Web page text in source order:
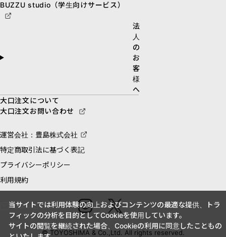
BUZZU studio（学生向けサービス）
法
人
の
お
客
様
へ
大口注文について
大口注文お問い合わせ
運営会社：豊島株式会社
特定商取引法に基づく表記
プライバシーポリシー
利用規約
お問い合わせ
© TOYOSHIMA & Co.,Ltd. All rights reserved.
当サイトでは利用体験の向上およびコンテンツの最適な提供、トラ
フィックの分析を目的としてCookieを使用しています。
サイトの閲覧を継続された場合、Cookieの利用に同意したこともの